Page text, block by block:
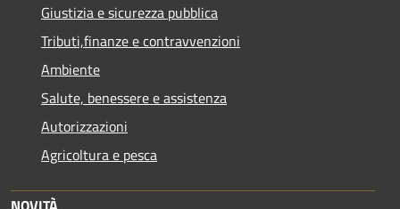
Giustizia e sicurezza pubblica
Tributi,finanze e contravvenzioni
Ambiente
Salute, benessere e assistenza
Autorizzazioni
Agricoltura e pesca